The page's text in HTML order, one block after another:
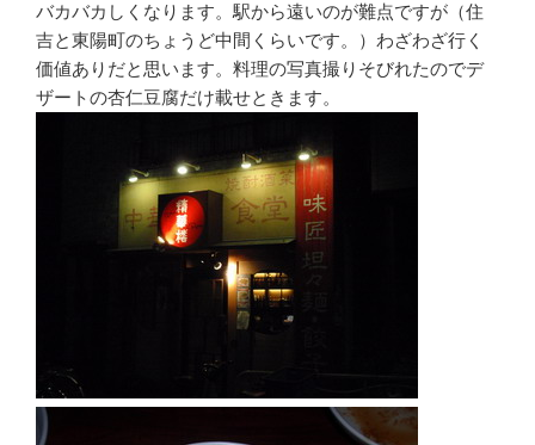
バカバカしくなります。駅から遠いのが難点ですが（住
吉と東陽町のちょうど中間くらいです。）わざわざ行く
価値ありだと思います。料理の写真撮りそびれたのでデ
ザートの杏仁豆腐だけ載せときます。